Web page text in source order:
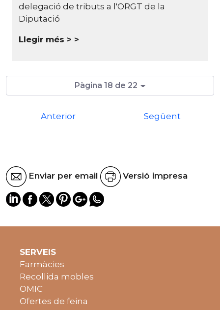
delegació de tributs a l'ORGT de la
Diputació
Llegir més >
Pàgina 18 de 22
Anterior Següent
Enviar per email Versió impresa
SERVEIS
Farmàcies
Recollida mobles
OMIC
Ofertes de feina